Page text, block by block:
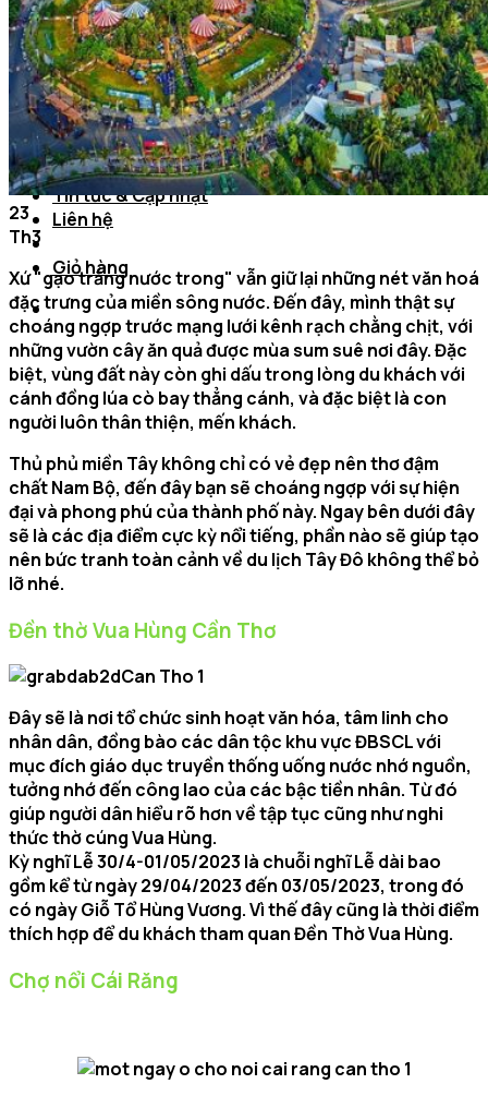
Cần Thơ – Tiền Giang
Cần Thơ – Sóc Trăng
Cần Thơ – Bạc Liêu
Cần Thơ – Đồng Tháp
Cần Thơ – Trà Vinh
Cần Thơ – Kiên Giang
Cần Thơ – An Giang
Tin tức & Cập nhật
Liên hệ
Giỏ hàng
23
Th3
Xứ "gạo trắng nước trong" vẫn giữ lại những nét văn hoá
đặc trưng của miền sông nước. Đến đây, mình thật sự
choáng ngợp trước mạng lưới kênh rạch chằng chịt, với
những vườn cây ăn quả được mùa sum suê nơi đây. Đặc
biệt, vùng đất này còn ghi dấu trong lòng du khách với
cánh đồng lúa cò bay thẳng cánh, và đặc biệt là con
người luôn thân thiện, mến khách.
Thủ phủ miền Tây không chỉ có vẻ đẹp nên thơ đậm
chất Nam Bộ, đến đây bạn sẽ choáng ngợp với sự hiện
đại và phong phú của thành phố này. Ngay bên dưới đây
sẽ là các địa điểm cực kỳ nổi tiếng, phần nào sẽ giúp tạo
nên bức tranh toàn cảnh về du lịch Tây Đô không thể bỏ
lỡ nhé.
Đền thờ Vua Hùng Cần Thơ
Đây sẽ là nơi tổ chức sinh hoạt văn hóa, tâm linh cho
nhân dân, đồng bào các dân tộc khu vực ĐBSCL với
mục đích giáo dục truyền thống uống nước nhớ nguồn,
tưởng nhớ đến công lao của các bậc tiền nhân. Từ đó
giúp người dân hiểu rõ hơn về tập tục cũng như nghi
thức thờ cúng Vua Hùng.
Kỳ nghĩ Lễ 30/4-01/05/2023 là chuỗi nghĩ Lễ dài bao
gồm kể từ ngày 29/04/2023 đến 03/05/2023, trong đó
có ngày Giỗ Tổ Hùng Vương. Vì thế đây cũng là thời điểm
thích hợp để du khách tham quan Đền Thờ Vua Hùng.
Chợ nổi Cái Răng